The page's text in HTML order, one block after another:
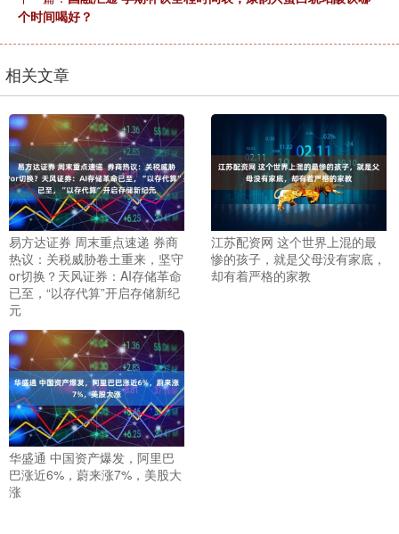
个时间喝好？
相关文章
易方达证券 周末重点速递 券商
热议：关税威胁卷土重来，坚守
or切换？天风证券：AI存储革命
已至，“以存代算”开启存储新纪
元
江苏配资网 这个世界上混的最
惨的孩子，就是父母没有家底，
却有着严格的家教
华盛通 中国资产爆发，阿里巴
巴涨近6%，蔚来涨7%，美股大
涨